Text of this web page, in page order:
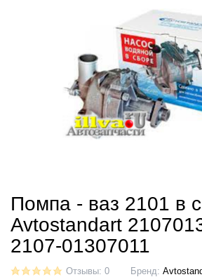
Помпа - ваз 2101 в
Avtostandart
2107-01307011
Отзывы: 0 Бренд: